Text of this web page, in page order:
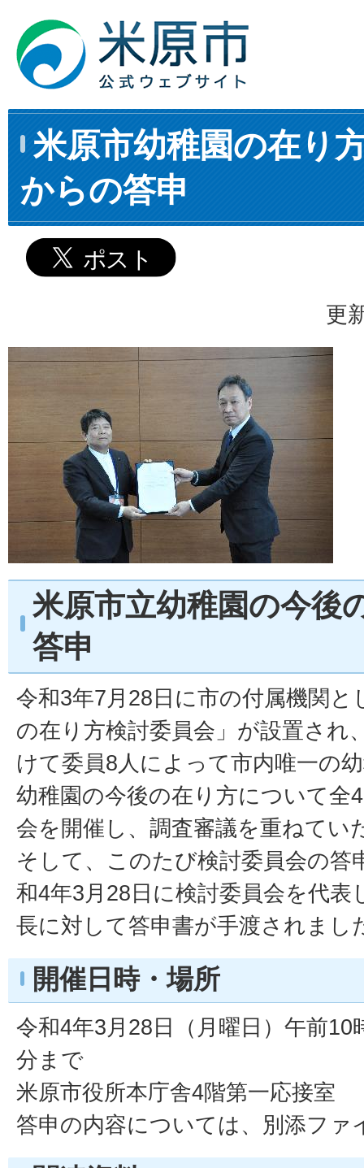
米原市幼稚園の在り
からの答申
更
米原市立幼稚園の今後
答申
令和3年7月28日に市の付属機関と
の在り方検討委員会」が設置され
けて委員8人によって市内唯一の
幼稚園の今後の在り方について全
会を開催し、調査審議を重ねてい
そして、このたび検討委員会の答
和4年3月28日に検討委員会を代表
長に対して答申書が手渡されまし
開催日時・場所
令和4年3月28日（月曜日）午前10
分まで
米原市役所本庁舎4階第一応接室
答申の内容については、別添ファ